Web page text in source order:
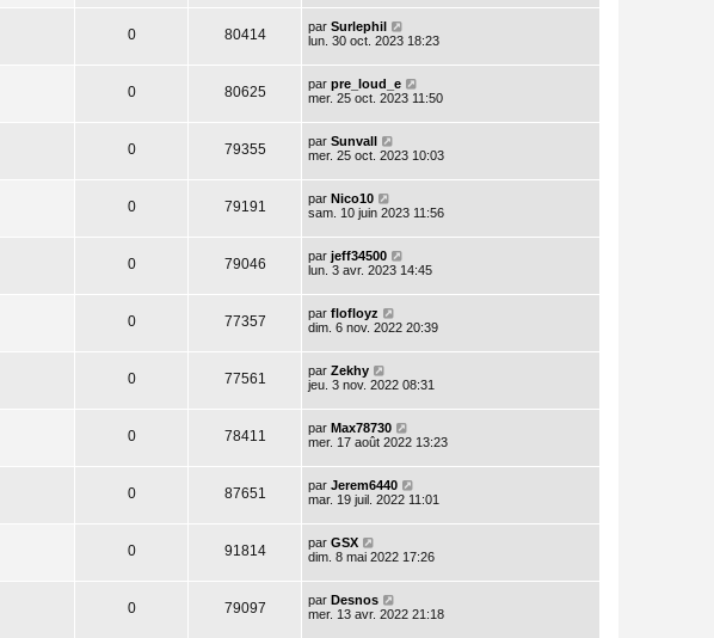
0 80414 par Surlephil
lun. 30 oct. 2023 18:23
0 80625 par pre_loud_e
mer. 25 oct. 2023 11:50
0 79355 par Sunvall
mer. 25 oct. 2023 10:03
0 79191 par Nico10
sam. 10 juin 2023 11:56
0 79046 par jeff34500
lun. 3 avr. 2023 14:45
0 77357 par flofloyz
dim. 6 nov. 2022 20:39
0 77561 par Zekhy
jeu. 3 nov. 2022 08:31
0 78411 par Max78730
mer. 17 août 2022 13:23
0 87651 par Jerem6440
mar. 19 juil. 2022 11:01
0 91814 par GSX
dim. 8 mai 2022 17:26
0 79097 par Desnos
mer. 13 avr. 2022 21:18